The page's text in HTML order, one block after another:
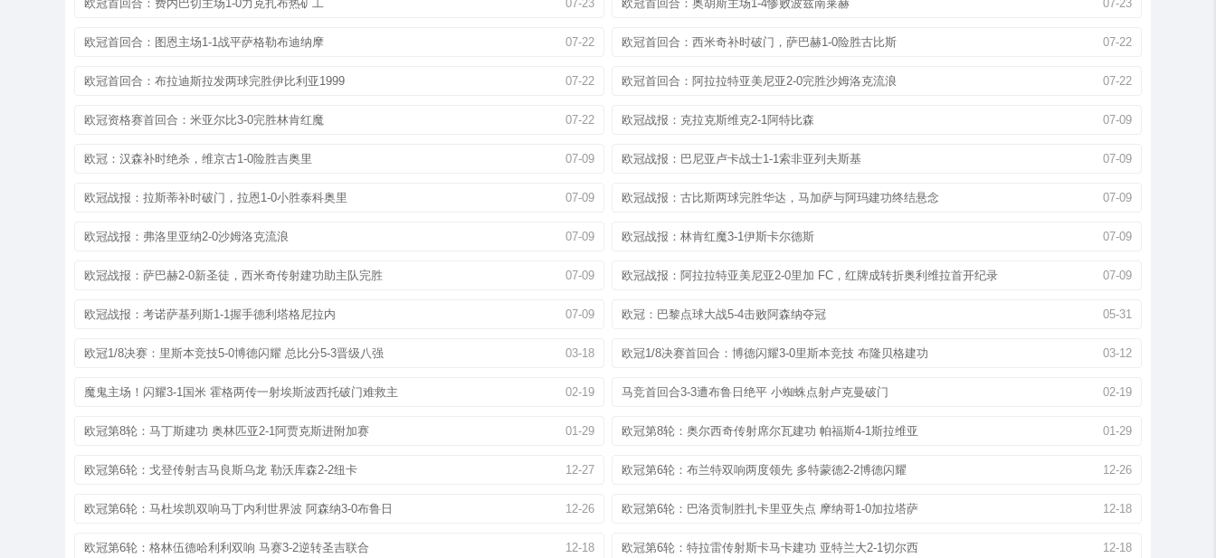
欧冠首回合：费内巴切主场1-0力克扎布热矿工 07-23 欧冠首回合：奥胡斯主场1-4惨败波兹南莱赫 07-23
欧冠首回合：图恩主场1-1战平萨格勒布迪纳摩 07-22 欧冠首回合：西米奇补时破门，萨巴赫1-0险胜古比斯 07-22
欧冠首回合：布拉迪斯拉发两球完胜伊比利亚1999 07-22 欧冠首回合：阿拉拉特亚美尼亚2-0完胜沙姆洛克流浪 07-22
欧冠资格赛首回合：米亚尔比3-0完胜林肯红魔 07-22 欧冠战报：克拉克斯维克2-1阿特比森 07-09
欧冠：汉森补时绝杀，维京古1-0险胜吉奥里 07-09 欧冠战报：巴尼亚卢卡战士1-1索非亚列夫斯基 07-09
欧冠战报：拉斯蒂补时破门，拉恩1-0小胜泰科奥里 07-09 欧冠战报：古比斯两球完胜华达，马加萨与阿玛建功终结悬念 07-09
欧冠战报：弗洛里亚纳2-0沙姆洛克流浪 07-09 欧冠战报：林肯红魔3-1伊斯卡尔德斯 07-09
欧冠战报：萨巴赫2-0新圣徒，西米奇传射建功助主队完胜 07-09 欧冠战报：阿拉拉特亚美尼亚2-0里加 FC，红牌成转折奥利维拉首开纪录 07-09
欧冠战报：考诺萨基列斯1-1握手德利塔格尼拉内 07-09 欧冠：巴黎点球大战5-4击败阿森纳夺冠 05-31
欧冠1/8决赛：里斯本竞技5-0博德闪耀 总比分5-3晋级八强 03-18 欧冠1/8决赛首回合：博德闪耀3-0里斯本竞技 布隆贝格建功 03-12
魔鬼主场！闪耀3-1国米 霍格两传一射埃斯波西托破门难救主 02-19 马竞首回合3-3遭布鲁日绝平 小蜘蛛点射卢克曼破门 02-19
欧冠第8轮：马丁斯建功 奥林匹亚2-1阿贾克斯进附加赛 01-29 欧冠第8轮：奥尔西奇传射席尔瓦建功 帕福斯4-1斯拉维亚 01-29
欧冠第6轮：戈登传射吉马良斯乌龙 勒沃库森2-2纽卡 12-27 欧冠第6轮：布兰特双响两度领先 多特蒙德2-2博德闪耀 12-26
欧冠第6轮：马杜埃凯双响马丁内利世界波 阿森纳3-0布鲁日 12-26 欧冠第6轮：巴洛贡制胜扎卡里亚失点 摩纳哥1-0加拉塔萨 12-18
欧冠第6轮：格林伍德哈利利双响 马赛3-2逆转圣吉联合 12-18 欧冠第6轮：特拉雷传射斯卡马卡建功 亚特兰大2-1切尔西 12-18